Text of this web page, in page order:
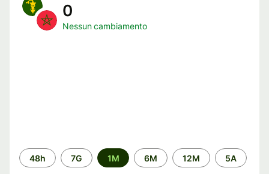
0
Nessun cambiamento
Periodo
di
48h 7G 1M 6M 12M 5A